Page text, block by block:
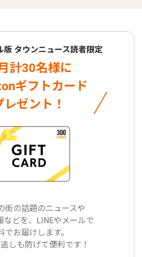
版 タウンニュース読者限定
計30名様に
ギフトカード
レゼント！
街の話題のニュースや
などを、LINEやメールで
でお届けします。
しも防げて便利です！